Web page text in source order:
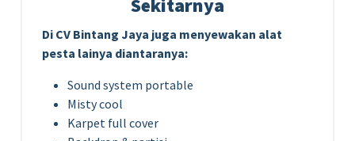
Di CV Bintang Jaya juga menyewakan alat
pesta lainya diantaranya:
Sound system portable
Misty cool
Karpet full cover